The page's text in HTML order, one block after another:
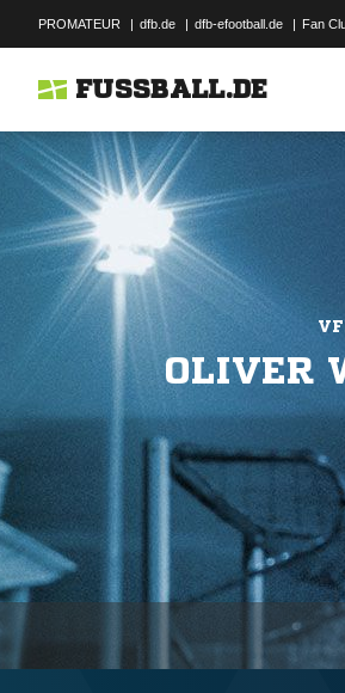
PROMATEUR | dfb.de | dfb-efootball.de | Fan
FUSSBALL.DE
OLIVER